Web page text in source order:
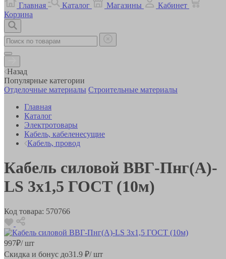
Главная
Каталог Магазины
Кабинет
Корзина
Назад
Популярные категории
Отделочные материалы Строительные материалы
Главная
Каталог
Электротовары
Кабель, кабеленесущие
Кабель, провод
Кабель силовой ВВГ-Пнг(А)-
LS 3х1,5 ГОСТ (10м)
Код товара: 570766
997₽/ шт
Скидка и бонус до31.9 ₽/ шт